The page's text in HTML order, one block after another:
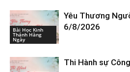
Bài Học Kinh
Thánh Hàng
Ngày
Yêu Thương
6/8/2026
Thi Hành sự